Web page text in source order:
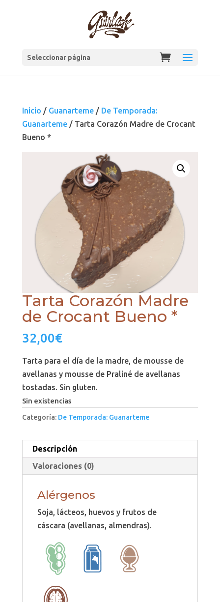
Seleccionar página
Inicio / Guanarteme/ De Temporada:
Guanarteme/ Tarta Corazón Madre de Crocant
Bueno *
Tarta Corazón Madre
de Crocant Bueno *
32,00€
Tarta para el día de la madre, de mousse de
avellanas y mousse de Praliné de avellanas
tostadas. Sin gluten.
Sin existencias
Categoría: De Temporada: Guanarteme
Descripción
Valoraciones (0)
Alérgenos
Soja, lácteos, huevos y frutos de
cáscara (avellanas, almendras).